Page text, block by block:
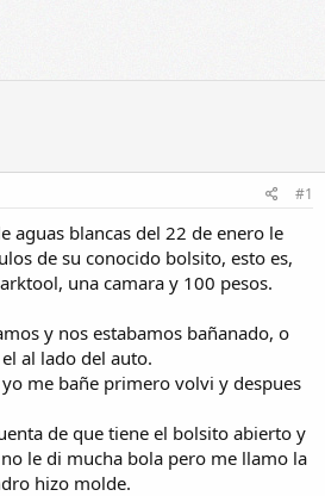
#1
aguas blancas del 22 de enero le
de su conocido bolsito, esto es,
una camara y 100 pesos.
y nos estabamos bañanado, o
al lado del auto.
me bañe primero volvi y despues
de que tiene el bolsito abierto y
le di mucha bola pero me llamo la
hizo molde.